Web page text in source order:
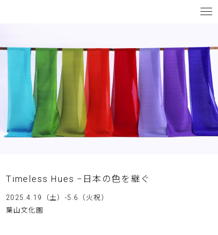
Timeless Hues −日本の色を継ぐ
2025.4.19（土）-5.6（火祝）
葉山文化園